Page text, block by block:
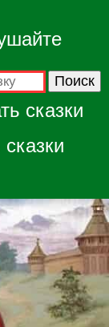
сказки